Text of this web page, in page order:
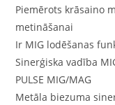
Piemērots krāsaino
metināšanai
Ir MIG lodēšanas
Sinerģiska vadība
PULSE MIG/MAG
Metāla biezuma